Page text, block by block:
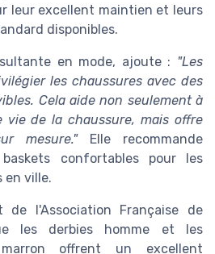
leur excellent maintien et leurs
disponibles.
en mode, ajoute : "Les
les chaussures avec des
Cela aide non seulement à
vie de la chaussure, mais offre
mesure."Elle recommande
confortables pour les
en ville.
l'Association Française de
les derbies homme et les
offrent un excellent